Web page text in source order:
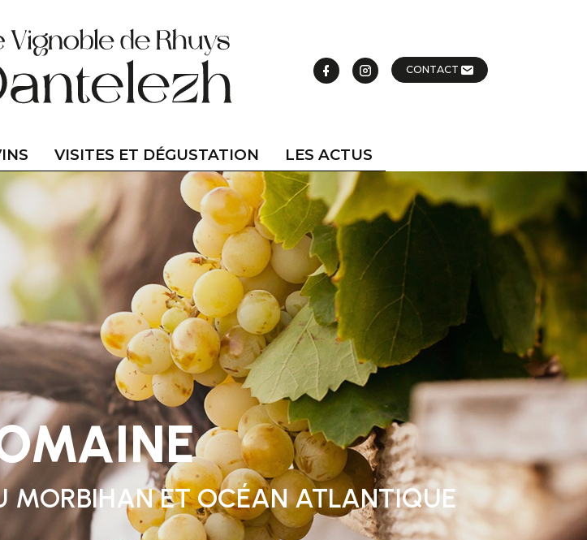
CONTACT
VISITES ET DÉGUSTATION LES ACTUS
MORBIHAN ET OCÉAN ATLANTIQUE